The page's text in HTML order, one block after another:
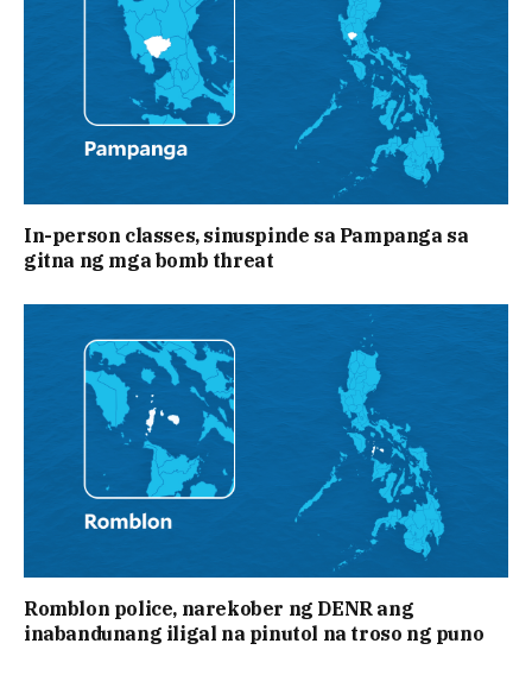
In-person classes, sinuspinde sa Pampanga sa
gitna ng mga bomb threat
Romblon police, narekober ng DENR ang
inabandunang iligal na pinutol na troso ng puno